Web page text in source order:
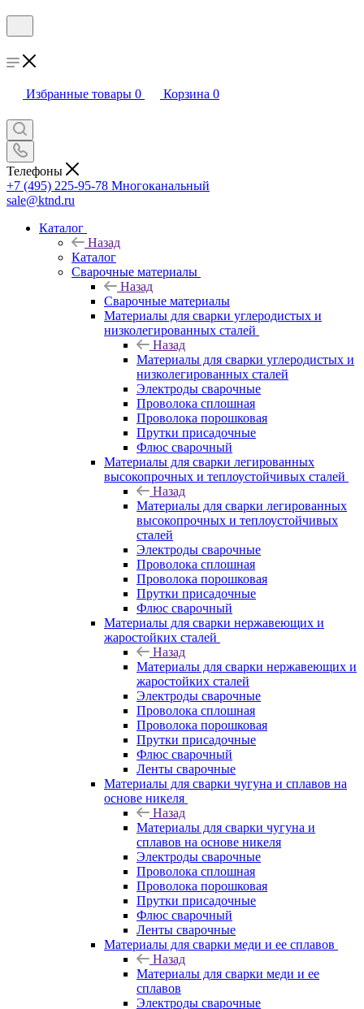
Избранные товары 0 Корзина 0
Телефоны
+7 (495) 225-95-78 Многоканальный
sale@ktnd.ru
Каталог
Назад
Каталог
Сварочные материалы
Назад
Сварочные материалы
Материалы для сварки углеродистых и
низколегированных сталей
Назад
Материалы для сварки углеродистых и
низколегированных сталей
Электроды сварочные
Проволока сплошная
Проволока порошковая
Прутки присадочные
Флюс сварочный
Материалы для сварки легированных
высокопрочных и теплоустойчивых сталей
Назад
Материалы для сварки легированных
высокопрочных и теплоустойчивых
сталей
Электроды сварочные
Проволока сплошная
Проволока порошковая
Прутки присадочные
Флюс сварочный
Материалы для сварки нержавеющих и
жаростойких сталей
Назад
Материалы для сварки нержавеющих и
жаростойких сталей
Электроды сварочные
Проволока сплошная
Проволока порошковая
Прутки присадочные
Флюс сварочный
Ленты сварочные
Материалы для сварки чугуна и сплавов на
основе никеля
Назад
Материалы для сварки чугуна и
сплавов на основе никеля
Электроды сварочные
Проволока сплошная
Проволока порошковая
Прутки присадочные
Флюс сварочный
Ленты сварочные
Материалы для сварки меди и ее сплавов
Назад
Материалы для сварки меди и ее
сплавов
Электроды сварочные